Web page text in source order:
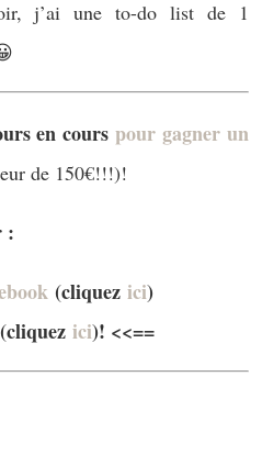
j’ai une to-do list de 1
en courspour gagner un
de 150€!!!)!
:
(cliquez ici)
(cliquez ici)! <<==